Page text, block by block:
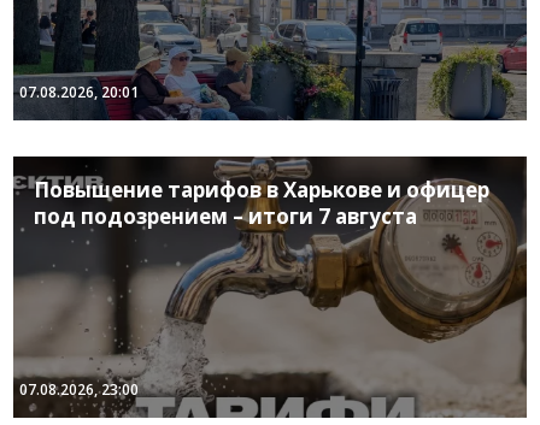
07.08.2026, 20:01
Повышение тарифов в Харькове и офицер
под подозрением – итоги 7 августа
07.08.2026, 23:00